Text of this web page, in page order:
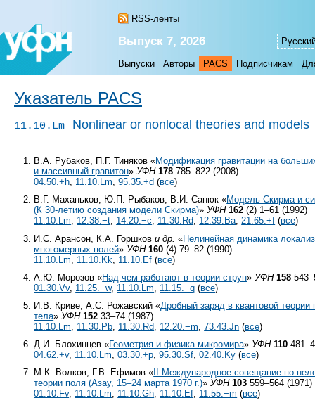
RSS-ленты
Выпуск 7, 2026
Выпуски Авторы PACS Подписчикам
Указатель PACS
11.10.Lm Nonlinear or nonlocal theories and models
В.А. Рубаков, П.Г. Тиняков «Модификация гравитации на
и массивный гравитон»УФН 178 785–822 (2008)
04.50.+h, 11.10.Lm,95.35.+d (все)
В.Г. Маханьков, Ю.П. Рыбаков, В.И. Санюк «Модель Скирма и
(К30-летию создания модели Скирма)»УФН 162 (2) 1–61 (1992)
11.10.Lm, 12.38.−t, 14.20.−c, 11.30.Rd, 12.39.Ba,21.65.+f (все)
И.С. Арансон, К.А. Горшкови др. «Нелинейная динамика
многомерных полей»УФН 160 (4) 79–82 (1990)
11.10.Lm
11.10.Kk 11.10.Ef (все)
А.Ю. Морозов «Над чем работают в теории струн»УФН 158
01.30.Vv, 11.25.−w, 11.10.Lm 11.15.−q (все)
И.В. Криве, А.С. Рожавский «Дробный заряд в квантовой теории
тела»УФН 152 33–74 (1987)
11.10.Lm, 11.30.Pb, 11.30.Rd, 12.20.−m,73.43.Jn (все)
Д.И. Блохинцев «Геометрия и физика микромира»УФН 110
04.62.+v, 11.10.Lm,03.30.+p,95.30.Sf,02.40.Ky (все)
М.К. Волков, Г.В. Ефимов « II Международное совещание по
теории поля (Азау, 15–24 марта 1970 г.)»УФН 103 559–564 (1971)
01.10.Fv, 11.10.Lm, 11.10.Gh, 11.10.Ef, 11.55.−m (все)